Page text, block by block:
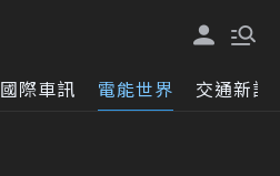
國際車訊 電能世界 交通新訊